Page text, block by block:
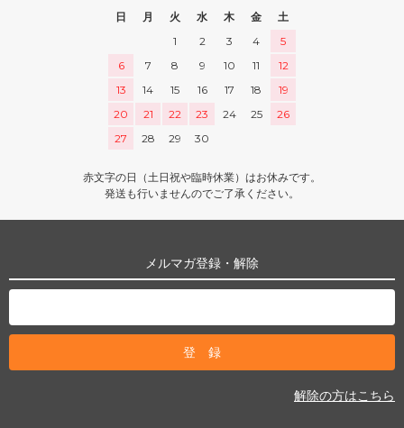
日
月 火 水 木 金
土
1
2 3 4
5
6
7 8 9 10 11
12
13
14 15 16 17 18
19
20
21 22 23 24 25
26
27
28 29 30
赤文字の日（土日祝や臨時休業）はお休みです。
発送も行いませんのでご了承ください。
メルマガ登録・解除
解除の方はこちら